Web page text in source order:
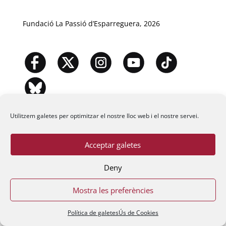
Utilitzem galetes per optimitzar el nostre lloc web i el nostre servei.
Acceptar galetes
Deny
Mostra les preferències
Política de galetesÚs de Cookies
Fundació La Passió d’Esparreguera, 2026